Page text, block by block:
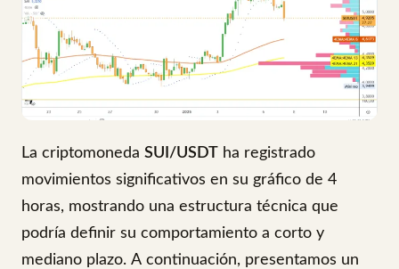
La criptomoneda SUI/USDT ha registrado
movimientos significativos en su gráfico de 4
horas, mostrando una estructura técnica que
podría definir su comportamiento a corto y
mediano plazo. A continuación, presentamos un